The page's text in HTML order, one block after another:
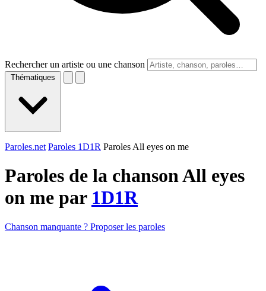
Rechercher un artiste ou une chanson
Thématiques
Paroles.net Paroles 1D1R Paroles All eyes on me
Paroles de la chanson All eyes
on me par 1D1R
Chanson manquante ? Proposer les paroles